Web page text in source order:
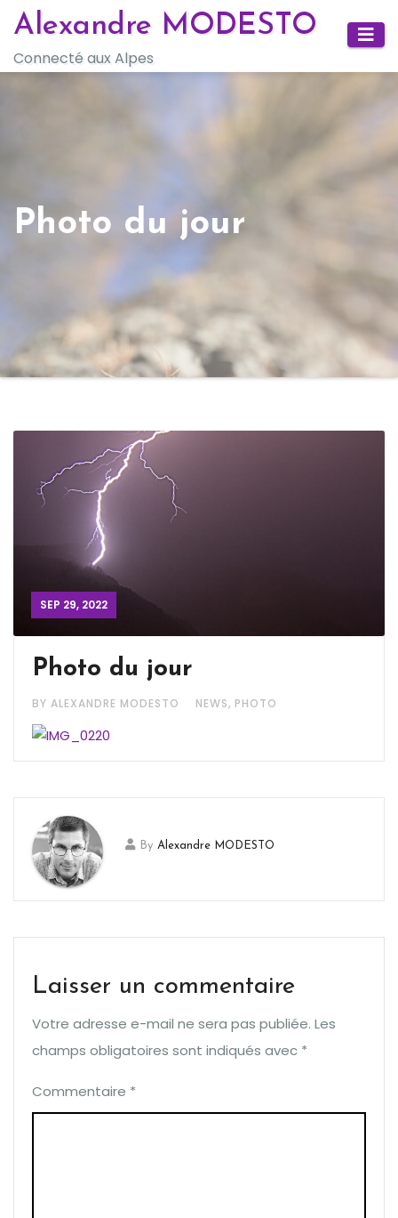
Skip
content
Alexandre MODESTO
Connecté aux Alpes
Photo du jour
SEP 29, 2022
Photo du jour
BY ALEXANDRE MODESTO NEWS, PHOTO
By Alexandre MODESTO
Laisser un commentaire
Votre adresse e-mail ne sera pas publiée. Les
champs obligatoires sont indiqués avec *
Commentaire *